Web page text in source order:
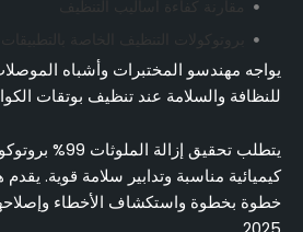
استكشاف تحديات تنظيف بوتقة
معايير التحقق من الجودة وإصدار
استراتيجيات الصيانة وإطالة العمر
الأسئلة الشائعة (الأسئلة الشائعة)
يواجه مهندسو المختبرات وأشباه
للنظافة والسلامة عند تنظيف بوتقات
يتطلب تحقيق إزالة
كيميائية مناسبة وتدابير سلامة قوية.
خطوة بخطوة واستكشاف الأخطاء